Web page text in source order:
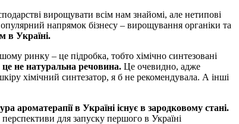
вирощувати всім нам знайомі, але нетипові
напрямок бізнесу – вирощування органіки та
в Україні.
ринку – це підробка, тобто хімічно синтезовані
не натуральна речовина. Це очевидно, адже
хімічний синтезатор, я б не рекомендувала. А інші
ароматерапії в Україні існує в зародковому стані.
для запуску першого в Україні